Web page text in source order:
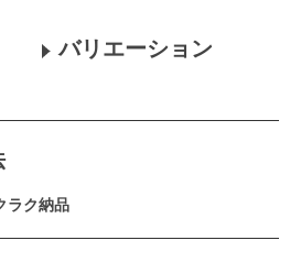
バリエーション
ラク納品